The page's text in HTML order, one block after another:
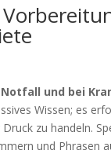
und bei
Wissen; es
zu handeln.
und Phrasen